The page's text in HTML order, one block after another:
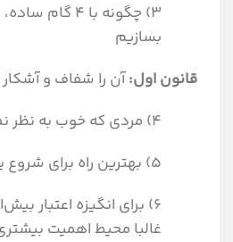
۳) چگونه با 4
بسازیم
قانوناول:آن را شفاف و
۴) مردی که خوب به نظر نمی‌رسید
۵) بهترین راه برای شروع یک عادت جدید
۶) برای انگیزه اعتبار
غالبا محیط اهمیت